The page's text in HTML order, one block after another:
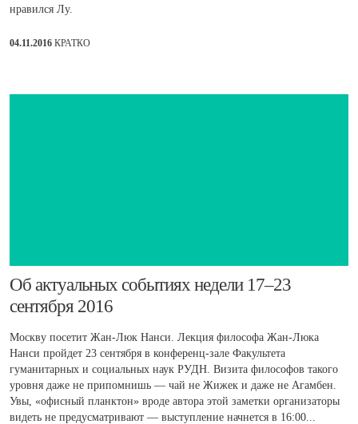
нравился Лу.
04.11.2016 КРАТКО
Об актуальных событиях недели 17–23
сентября 2016
Москву посетит Жан-Люк Нанси. Лекция философа Жан-Люка
Нанси пройдет 23 сентября в конференц-зале Факультета
гуманитарных и социальных наук РУДН. Визита философов такого
уровня даже не припомнишь — чай не Жижек и даже не Агамбен.
Увы, «офисный планктон» вроде автора этой заметки организаторы
видеть не предусматривают — выступление начнется в 16:00...